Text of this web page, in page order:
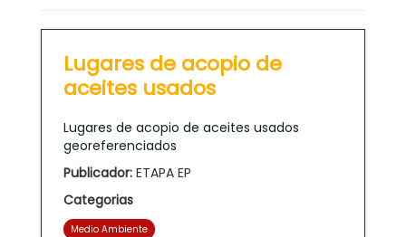
Lugares de acopio de
aceites usados
Lugares de acopio de aceites usados
georeferenciados
Publicador: ETAPA EP
Categorias
Medio Ambiente